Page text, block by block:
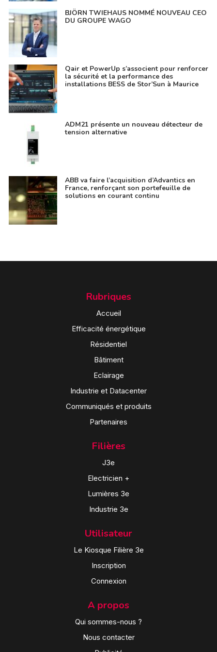
BJÖRN TWIEHAUS NOMMÉ NOUVEAU CEO
DU GROUPE WAGO
Qair et PowerUp s’associent pour renforcer
la sécurité et la performance des
installations BESS de Stor’Sun à Maurice
ADM21 présente un nouveau détecteur de
tension alternative
ABB va faire l’acquisition d’Advantics en
France, renforçant son portefeuille de
solutions en courant continu
Rubriques
Accueil
Efficacité énergétique
Résidentiel
Bâtiment
Eclairage
Industrie et Datacenter
Communiqués et produits
Partenaires
Filières
J3e
Electricien +
Lumières 3e
Industrie 3e
Utilisateur
Le Kiosque Filière 3e
Inscription
Connexion
A propos
Qui sommes-nous ?
Nous contacter